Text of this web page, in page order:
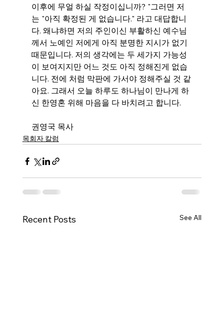
이후에 무얼 하실 작정이십니까? "그러면 저
는 "아직 확정된 게 없습니다." 라고 대답합니
다. 왜냐하면 저의 주인이신 부활하신 예수님
께서 노예인 저에게 아직 분명한 지시가 없기
때문입니다. 저의 생각에는 두 세가지 가능성
이 보여지지만 어느 것도 아직 정해진게 없습
니다. 전에 처럼 막판에 가서야 정해주실 것 같
아요. 그래서 오늘 하루도 하나님이 만나게 하
신 한영혼 위해 마음을 다 바치려고 합니다.    
권영국 목사
목회자 칼럼
Recent Posts See All